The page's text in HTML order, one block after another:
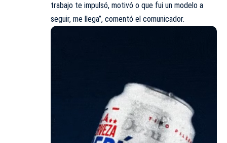
trabajo te impulsó, motivó o que fui un modelo a
seguir, me llega”, comentó el comunicador.